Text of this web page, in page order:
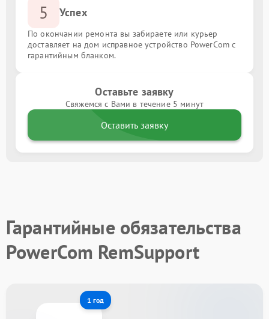
5 Успех
По окончании ремонта вы забираете или курьер
доставляет на дом исправное устройство PowerCom с
гарантийным бланком.
Оставьте заявку
Свяжемся с Вами в течение 5 минут
Оставить заявку
Гарантийные обязательства
PowerCom RemSupport
1 год